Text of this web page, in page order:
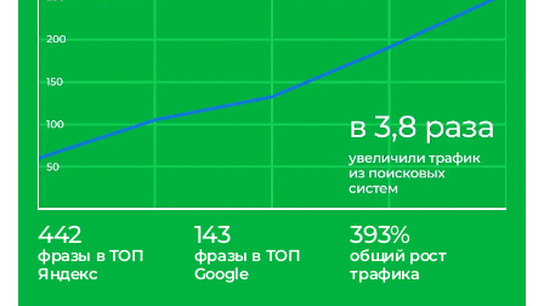
442
фразы в ТОП
Яндекс
143
фразы в ТОП
Google
393%
общий рост
трафика